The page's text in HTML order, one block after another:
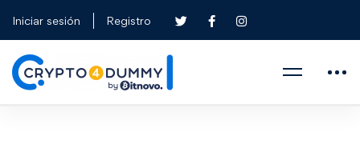
Iniciar sesión Registro